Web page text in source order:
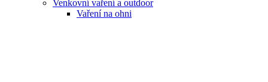
Venkovní vaření a outdoor
Vaření na ohni